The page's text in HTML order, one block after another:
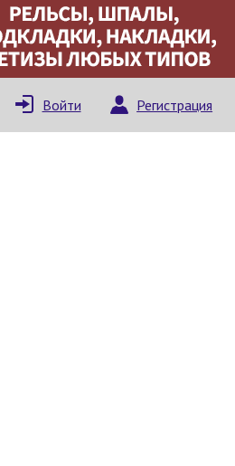
Войти Регистрация
Написать